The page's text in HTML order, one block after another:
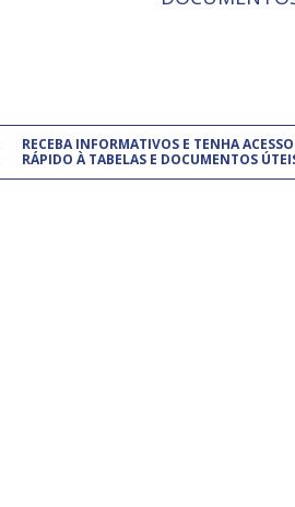
RECEBA INFORMATIVOS E TENHA ACESSO
RÁPIDO À TABELAS E DOCUMENTOS